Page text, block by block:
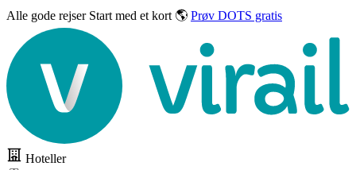
Alle gode rejser Start med et kort 🌎 Prøv DOTS gratis
Hoteller